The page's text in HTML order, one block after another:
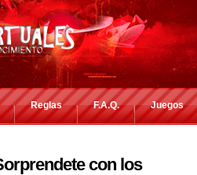
Reglas F.A.Q. Juegos
con los